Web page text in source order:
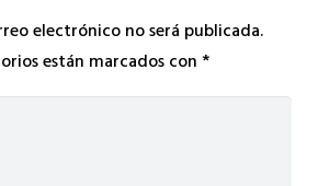
electrónico no será publicada.
están marcados con*